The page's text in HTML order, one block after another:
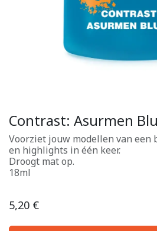
Contrast: Asurmen
Voorziet jouw modellen van een
en highlights in één keer.
Droogt mat op.
18ml
5,20 €